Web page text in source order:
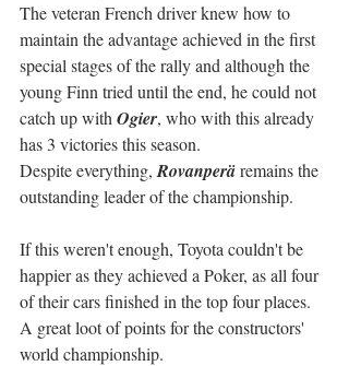
The veteran French driver knew how to
maintain the advantage achieved in the first
special stages of the rally and although the
young Finn tried until the end, he could not
catch up with Ogier, who with this already
has 3 victories this season.
Despite everything, Rovanperä remains the
outstanding leader of the championship.
If this weren't enough, Toyota couldn't be
happier as they achieved a Poker, as all four
of their cars finished in the top four places.
A great loot of points for the constructors'
world championship.